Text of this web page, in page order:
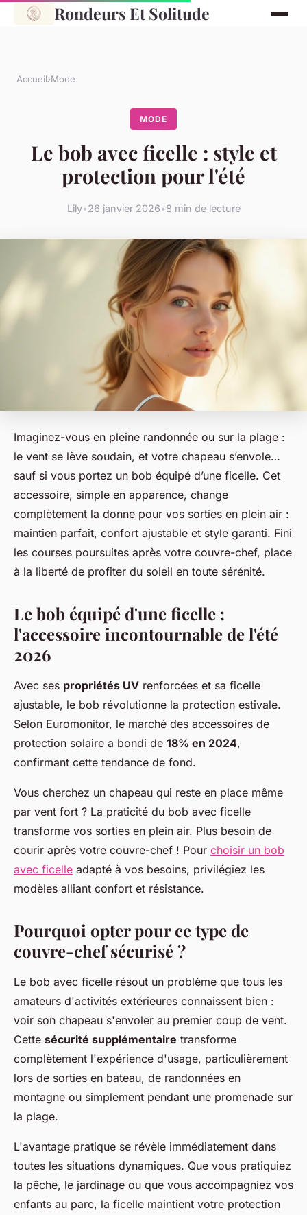
Rondeurs Et Solitude
Accueil›Mode
MODE
Le bob avec ficelle : style et
protection pour l'été
Lily•26 janvier 2026•8 min de lecture
Imaginez-vous en pleine randonnée ou sur la plage :
le vent se lève soudain, et votre chapeau s’envole…
sauf si vous portez un bob équipé d’une ficelle. Cet
accessoire, simple en apparence, change
complètement la donne pour vos sorties en plein air :
maintien parfait, confort ajustable et style garanti. Fini
les courses poursuites après votre couvre-chef, place
à la liberté de profiter du soleil en toute sérénité.
Le bob équipé d'une ficelle :
l'accessoire incontournable de l'été
2026
Avec ses propriétés UV renforcées et sa ficelle
ajustable, le bob révolutionne la protection estivale.
Selon Euromonitor, le marché des accessoires de
protection solaire a bondi de 18% en 2024,
confirmant cette tendance de fond.
Vous cherchez un chapeau qui reste en place même
par vent fort ? La praticité du bob avec ficelle
transforme vos sorties en plein air. Plus besoin de
courir après votre couvre-chef ! Pour choisir un bob
avec ficelle adapté à vos besoins, privilégiez les
modèles alliant confort et résistance.
Pourquoi opter pour ce type de
couvre-chef sécurisé ?
Le bob avec ficelle résout un problème que tous les
amateurs d'activités extérieures connaissent bien :
voir son chapeau s'envoler au premier coup de vent.
Cette sécurité supplémentaire transforme
complètement l'expérience d'usage, particulièrement
lors de sorties en bateau, de randonnées en
montagne ou simplement pendant une promenade sur
la plage.
L'avantage pratique se révèle immédiatement dans
toutes les situations dynamiques. Que vous pratiquiez
la pêche, le jardinage ou que vous accompagniez vos
enfants au parc, la ficelle maintient votre protection